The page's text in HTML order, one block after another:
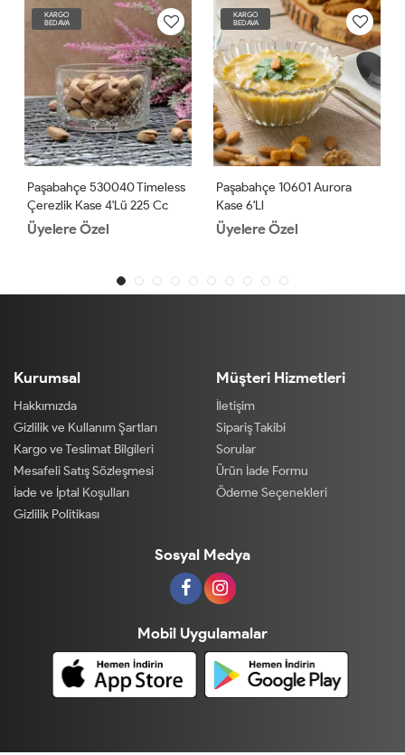
KARGO
BEDAVA
Paşabahçe 530040 Timeless
Çerezlik Kase 4'lü 225 Cc
Üyelere Özel
KARGO
BEDAVA
Paşabahçe 10601 Aurora
Kase 6'll
Üyelere Özel
Kurumsal
Hakkımızda
Gizlilik ve Kullanım Şartları
Kargo ve Teslimat Bilgileri
Mesafeli Satış Sözleşmesi
İade ve İptal Koşulları
Gizlilik Politikası
Müşteri Hizmetleri
İletişim
Sipariş Takibi
Sorular
Ürün İade Formu
Ödeme Seçenekleri
Sosyal Medya
Mobil Uygulamalar